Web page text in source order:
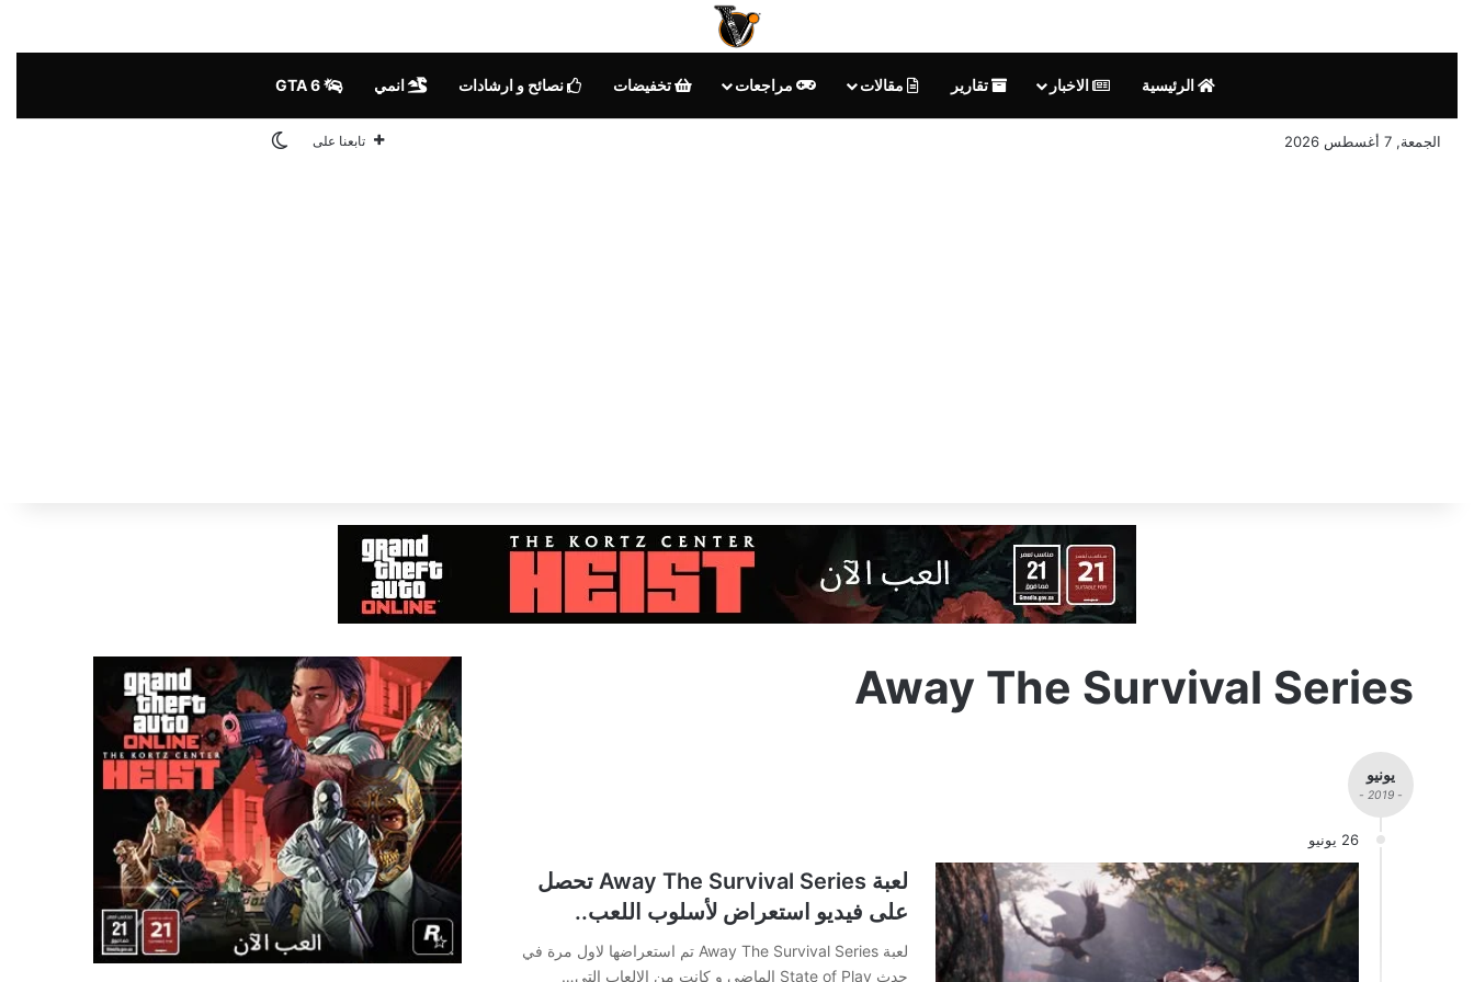
الرئيسية الاخبار تقارير مقالات مراجعات تخفيضات نصائح و ارشادات انمي
الجمعة, 7 أغسطس 2026 تابعنا على الوضع المظلم
Away The Survival Series
يونيو
- 2019 -
26 يونيو
لعبة Away The Survival Series تحصل
على فيديو استعراض لأسلوب اللعب..
لعبة Away The Survival Series تم استعراضها لاول مرة في
حدث State of Play الماضي و كانت من الالعاب التي…